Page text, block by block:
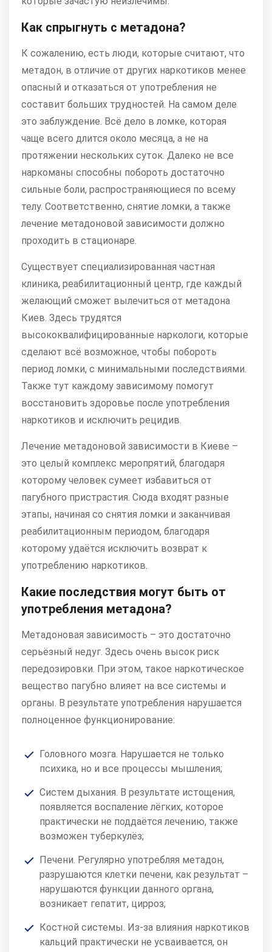
Как спрыгнуть с метадона?
К сожалению, есть люди, которые считают, что
метадон, в отличие от других наркотиков менее
опасный и отказаться от употребления не
составит больших трудностей. На самом деле
это заблуждение. Всё дело в ломке, которая
чаще всего длится около месяца, а не на
протяжении нескольких суток. Далеко не все
наркоманы способны побороть достаточно
сильные боли, распространяющиеся по всему
телу. Соответственно, снятие ломки, а также
лечение метадоновой зависимости должно
проходить в стационаре.
Существует специализированная частная
клиника, реабилитационный центр, где каждый
желающий сможет вылечиться от метадона
Киев. Здесь трудятся
высококвалифицированные наркологи, которые
сделают всё возможное, чтобы побороть
период ломки, с минимальными последствиями.
Также тут каждому зависимому помогут
восстановить здоровье после употребления
наркотиков и исключить рецидив.
Лечение метадоновой зависимости в Киеве –
это целый комплекс меропрятий, благодаря
которому человек сумеет избавиться от
пагубного пристрастия. Сюда входят разные
этапы, начиная со снятия ломки и заканчивая
реабилитационным периодом, благодаря
которому удаётся исключить возврат к
употреблению наркотиков.
Какие последствия могут быть от
употребления метадона?
Метадоновая зависимость – это достаточно
серьёзный недуг. Здесь очень высок риск
передозировки. При этом, такое наркотическое
вещество пагубно влияет на все системы и
органы. В результате употребления нарушается
полноценное функционирование:
Головного мозга. Нарушается не только
психика, но и все процессы мышления;
Систем дыхания. В результате истощения,
появляется воспаление лёгких, которое
практически не поддаётся лечению, также
возможен туберкулёз;
Печени. Регулярно употребляя метадон,
разрушаются клетки печени, как результат –
нарушаются функции данного органа,
возникает гепатит, цирроз;
Костной системы. Из-за влияния наркотиков
кальций практически не усваивается, он